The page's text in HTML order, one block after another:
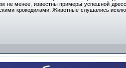
не менее, известны примеры успешной
крокодилами. Животные слушались